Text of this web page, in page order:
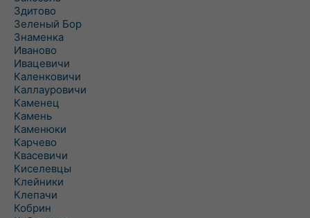
Здитово
Зеленый Бор
Знаменка
Иваново
Ивацевичи
Каленковичи
Каллауровичи
Каменец
Камень
Каменюки
Карчево
Квасевичи
Киселевцы
Клейники
Клепачи
Кобрин